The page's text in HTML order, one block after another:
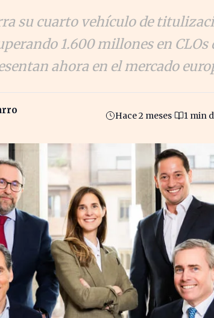
su cuarto vehículo de
1.600 millones en CLOs
ahora en el mercado
Hace 2 meses 1 min